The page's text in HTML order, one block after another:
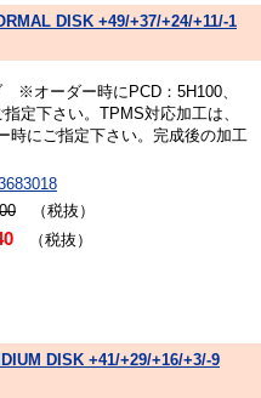
DISK +49/+37/+24/+11/-1
※オーダー時にPCD：5H100、
定下さい。TPMS対応加工は、
時にご指定下さい。完成後の加工
（税抜）
（税抜）
DISK +41/+29/+16/+3/-9